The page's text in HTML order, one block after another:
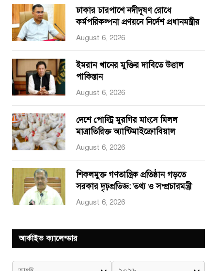
ঢাকার চারপাশে নদীদূষণ রোধে
কর্মপরিকল্পনা প্রণয়নে নির্দেশ প্রধানমন্ত্রীর
August 6, 2026
ইমরান খানের মুক্তির দাবিতে উত্তাল
পাকিস্তান
August 6, 2026
দেশে পোল্ট্রি মুরগির মাংসে মিলল
মাত্রাতিরিক্ত অ্যান্টিমাইক্রোবিয়াল
August 6, 2026
শিকলমুক্ত গণতান্ত্রিক প্রতিষ্ঠান গড়তে
সরকার দৃঢ়প্রতিজ্ঞ: তথ্য ও সম্প্রচারমন্ত্রী
August 6, 2026
আর্কাইভ ক্যালেন্ডার